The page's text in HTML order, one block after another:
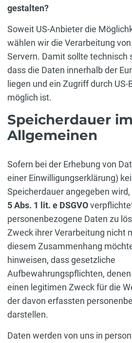
gestalten?
Soweit US-Anbieter die
wählen wir die Verarbeitung
Servern. Damit sollte technisch
dass die Daten innerhalb der
liegen und ein Zugriff durch
möglich ist.
Speicherdauer im
Allgemeinen
Sofern bei der Erhebung von
einer Einwilligungserklärung)
Speicherdauer angegeben
5 Abs. 1 lit. e DSGVO
personenbezogene Daten zu
Zweck ihrer Verarbeitung nicht
diesem Zusammenhang
hinweisen, dass gesetzliche
Aufbewahrungspflichten,
einen legitimen Zweck für die
der davon erfassten
darstellen.
Daten werden von uns in